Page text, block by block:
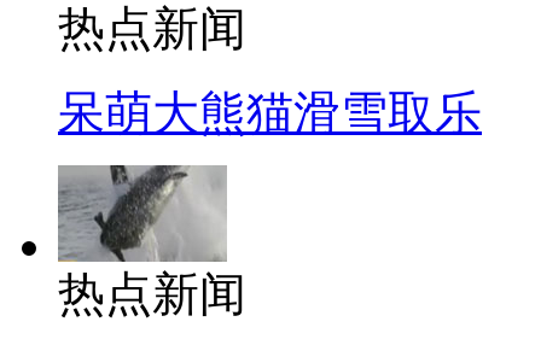
热点新闻
呆萌大熊猫滑雪取乐
热点新闻